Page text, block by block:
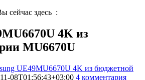
сейчас здесь :
4K из
MU6670U
UE49MU6670U 4K из бюджетной
08T01:56:43+03:00 4 комментария